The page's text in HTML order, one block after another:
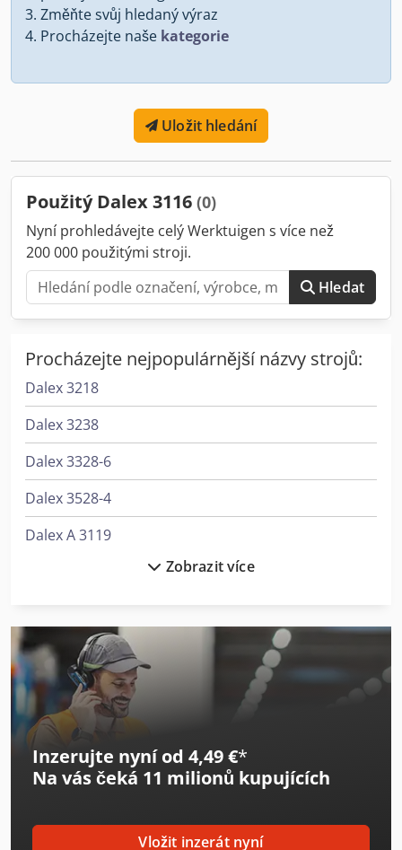
Změňte svůj hledaný výraz
Procházejte naše kategorie
Uložit hledání
Použitý Dalex 3116 (0)
Nyní prohledávejte celý Werktuigen s více než
200 000 použitými stroji.
Hledat
Procházejte nejpopulárnější názvy strojů:
Dalex 3218
Dalex 3238
Dalex 3328-6
Dalex 3528-4
Dalex A 3119
Dalex Pms 10-2
Dalex Pms 10-4
Dalex Pms 11-4
Dalex Pms 12
Dalex Pms 14-4
Dalex Sf 16
Zobrazit více
Inzerujte nyní od 4,49 €*
Na vás čeká 11 milionů kupujících
Vložit inzerát nyní